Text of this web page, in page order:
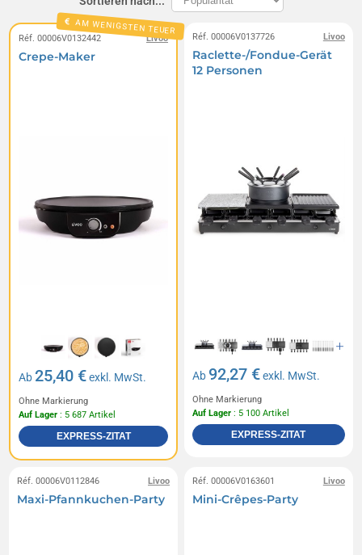
AM WENIGSTEN TEUER
Livoo
Réf. 00006V0132442
Crepe-Maker
Ab25,40 €exkl. MwSt.
Ohne Markierung
Auf Lager : 5 687 Artikel
EXPRESS-ZITAT
Livoo
Réf. 00006V0137726
Raclette-/Fondue-Gerät
12 Personen
Ab 92,27 €exkl. MwSt.
Ohne Markierung
Auf Lager : 5 100 Artikel
EXPRESS-ZITAT
Livoo
Réf. 00006V0112846
Maxi-Pfannkuchen-Party
Livoo
Réf. 00006V0163601
Mini-Crêpes-Party